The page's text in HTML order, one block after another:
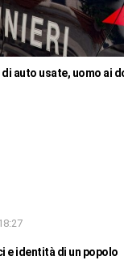
auto usate, uomo ai
e identità di un popolo